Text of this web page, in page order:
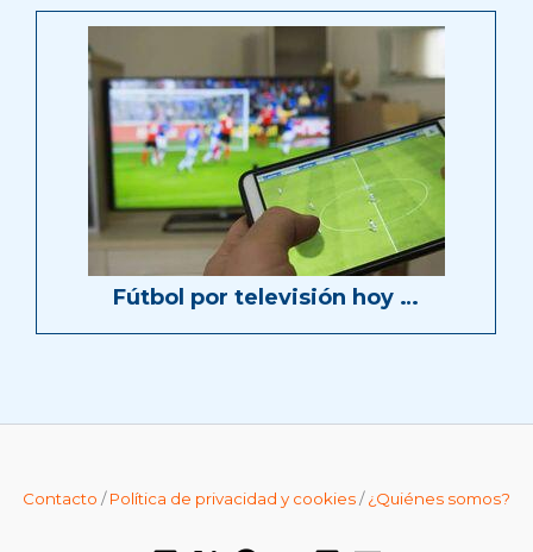
Fútbol por televisión hoy …
Contacto /Política de privacidad y cookies/¿Quiénes somos?